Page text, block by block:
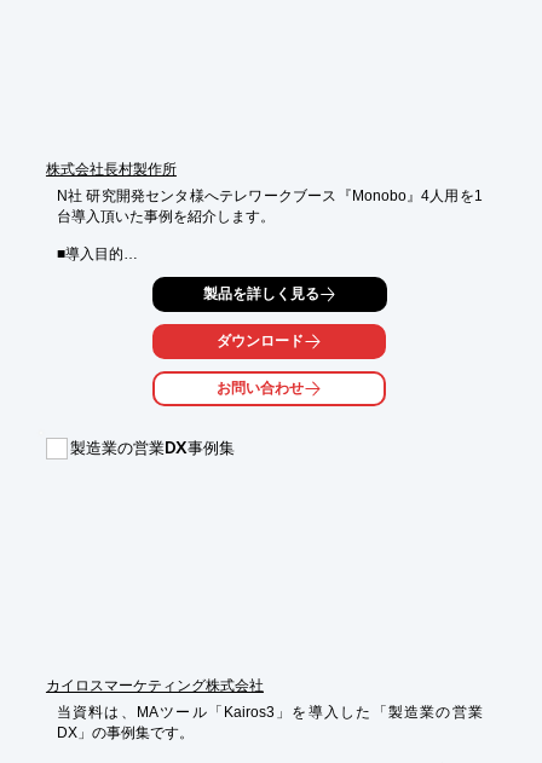
株式会社長村製作所
N社 研究開発センタ様へテレワークブース『Monobo』4人用を1
台導入頂いた事例を紹介します。
■導入目的
研究員の集中作業スペースの確保／オンライン会議用の個室環
境整備／施設内の未活用スペースの有効活用
・オプションで設置したモニターを利用したWEB会議・ミーティ
・資料を広げられるゆとりある作業テーブルでの集中作業
・場所を選ばず設置できる4人用(複数人向けブース)
製品を詳しく見る
ダウンロード
お問い合わせ
製造業の営業DX事例集
カイロスマーケティング株式会社
当資料は、MAツール「Kairos3」を導入した「製造業の営業
DX」の事例集です。